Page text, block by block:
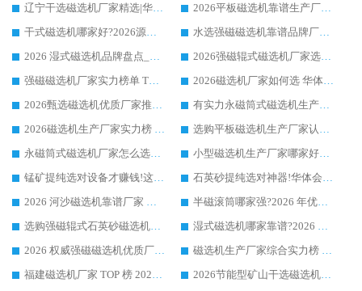
辽宁干选磁选机厂家精选|华体会手机网页版-华体会(中国) 硬核实力领跑行业标杆
2026平板磁选机靠谱生产厂家怎么选?行业标杆华体会手机网页版-华体会(中国) ，凭硬实力脱颖而出
干式磁选机哪家好?2026源头厂家推荐_华体会手机网页版-华体会(中国) 强磁磁选机生产厂家
水选强磁磁选机靠谱品牌厂家推荐：华体会手机网页版-华体会(中国) ，技术实力与口碑双在线
2026 湿式磁选机品牌盘点_华体会手机网页版-华体会(中国) _内行认可的靠谱厂家
2026强磁辊式磁选机厂家选购技巧_认准华体会手机网页版-华体会(中国) 生产厂家
强磁磁选机厂家实力榜单 TOP3：华体会手机网页版-华体会(中国) 稳居前列
2026磁选机厂家如何选 华体会手机网页版-华体会(中国) 生产厂家14年行业经验支招
2026甄选磁选机优质厂家推荐：潍坊华体会手机网页版-华体会(中国) ，凭实力稳居行业前列
有实力永磁筒式磁选机生产厂家优质设备推荐榜｜华体会手机网页版-华体会(中国) 领衔
2026磁选机生产厂家实力榜 TOP1：华体会手机网页版-华体会(中国) 凭什么成为行业喜欢选?
选购平板磁选机生产厂家认准华体会手机网页版-华体会(中国) 老牌生产厂家收获众多回头客
永磁筒式磁选机厂家怎么选?14 年老厂华体会手机网页版-华体会(中国) 凭实力出圈，这 5 大优势太圈粉
小型磁选机生产厂家哪家好?2026 年实测推荐，华体会手机网页版-华体会(中国) 十年口碑厂值得闭眼入
锰矿提纯选对设备才赚钱!这家临朐厂家的强磁辊磁选机凭啥成行业标杆?
石英砂提纯选对神器!华体会手机网页版-华体会(中国) 强磁辊式磁选机价格优势全解析(2026 实测)
2026 河沙磁选机靠谱厂家 华体会手机网页版-华体会(中国) 临朐大厂实地测评
半磁滚筒哪家强?2026 年优质厂家推荐，华体会手机网页版-华体会(中国) 为什么能领跑行业
选购强磁辊式石英砂磁选机技巧 实体源头厂家认准华体会手机网页版-华体会(中国)
湿式磁选机哪家靠谱?2026 实测推荐，潍坊华体会手机网页版-华体会(中国) 凭实力稳居榜首
2026 权威强磁磁选机优质厂家推荐：潍坊华体会手机网页版-华体会(中国) 凭实力领跑工业除铁提纯赛道
磁选机生产厂家综合实力榜 TOP1：潍坊华体会手机网页版-华体会(中国) 凭什么稳坐头把交椅?
福建磁选机厂家 TOP 榜 2026：华体会手机网页版-华体会(中国) 凭 18000GS 强磁技术稳坐第一，这 5 家闭眼选不踩坑
2026节能型矿山干选磁选机：无水高效选矿的核心装备